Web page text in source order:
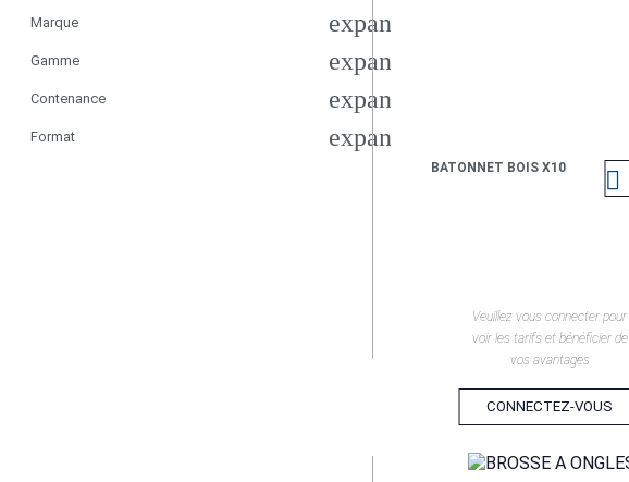
Marque expand_more
Gamme expand_more
Contenance expand_more
Format expand_more
BATONNET BOIS X10 
Veuillez vous connecter pour
voir les tarifs et bénéficier de
vos avantages
CONNECTEZ-VOUS
EN SAVOIR +